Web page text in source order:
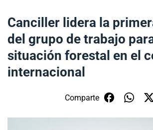
Ministerio
Política Exterior
Canciller lidera la
del grupo de trabajo
situación forestal en el
internacional
Comparte